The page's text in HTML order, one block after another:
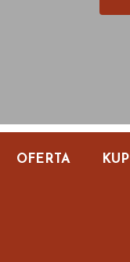
OFERTA KUP